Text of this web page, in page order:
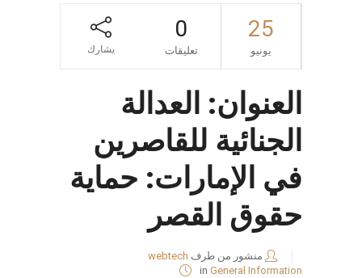
25
يونيو
0
تعليقات يشارك
العنوان: العدالة
الجنائية للقاصرين
في الإمارات: حماية
حقوق القصر
منشور من طرف webtech
in General Information